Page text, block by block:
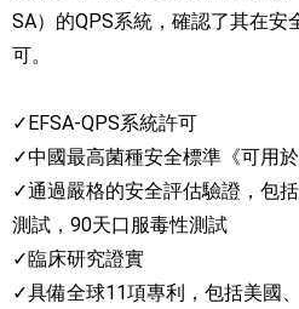
SA）的QPS系統，確認了其在安
可。
✓EFSA-QPS系統許可
✓中國最高菌種安全標準《可用
✓通過嚴格的安全評估驗證，包
測試，90天口服毒性測試
✓臨床研究證實
✓具備全球11項專利，包括美國